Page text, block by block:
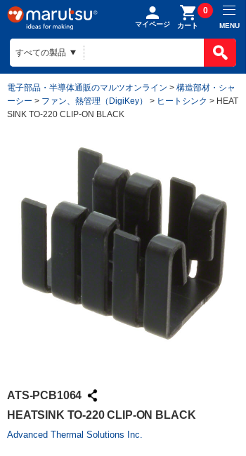
マイページ カート
0
MENU
電子部品・半導体通販のマルツオンライン > 構造部材・シャ
ーシー > ファン、熱管理（DigiKey） > ヒートシンク > HEAT
SINK TO-220 CLIP-ON BLACK
ATS-PCB1064
HEATSINK TO-220 CLIP-ON BLACK
Advanced Thermal Solutions Inc.